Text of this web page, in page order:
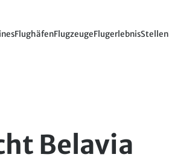
FlughäfenFlugzeugeFlugerlebnisStellen
Belavia